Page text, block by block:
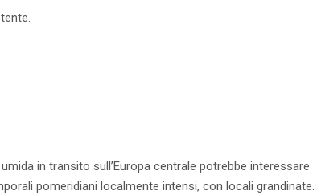
in transito sull’Europa centrale potrebbe interessare
pomeridiani localmente intensi, con locali grandinate.